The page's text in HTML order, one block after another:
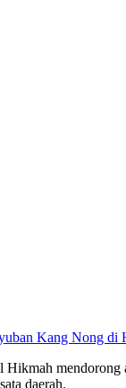
Kang Nong
daerah.